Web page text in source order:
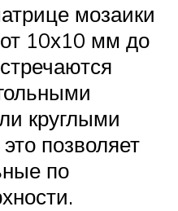
мозаики
10х10 мм до
круглыми
позволяет
по